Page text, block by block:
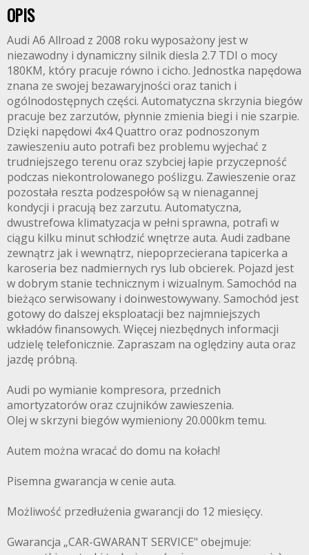
OPIS
Audi A6 Allroad z 2008 roku wyposażony jest w
niezawodny i dynamiczny silnik diesla 2.7 TDI o mocy
180KM, który pracuje równo i cicho. Jednostka napędowa
znana ze swojej bezawaryjności oraz tanich i
ogólnodostępnych części. Automatyczna skrzynia biegów
pracuje bez zarzutów, płynnie zmienia biegi i nie szarpie.
Dzięki napędowi 4x4 Quattro oraz podnoszonym
zawieszeniu auto potrafi bez problemu wyjechać z
trudniejszego terenu oraz szybciej łapie przyczepność
podczas niekontrolowanego poślizgu. Zawieszenie oraz
pozostała reszta podzespołów są w nienagannej
kondycji i pracują bez zarzutu. Automatyczna,
dwustrefowa klimatyzacja w pełni sprawna, potrafi w
ciągu kilku minut schłodzić wnętrze auta. Audi zadbane
zewnątrz jak i wewnątrz, niepoprzecierana tapicerka a
karoseria bez nadmiernych rys lub obcierek. Pojazd jest
w dobrym stanie technicznym i wizualnym. Samochód na
bieżąco serwisowany i doinwestowywany. Samochód jest
gotowy do dalszej eksploatacji bez najmniejszych
wkładów finansowych. Więcej niezbędnych informacji
udzielę telefonicznie. Zapraszam na oględziny auta oraz
jazdę próbną.
Audi po wymianie kompresora, przednich
amortyzatorów oraz czujników zawieszenia.
Olej w skrzyni biegów wymieniony 20.000km temu.
Autem można wracać do domu na kołach!
Pisemna gwarancja w cenie auta.
Możliwość przedłużenia gwarancji do 12 miesięcy.
Gwarancja „CAR-GWARANT SERVICE" obejmuje: